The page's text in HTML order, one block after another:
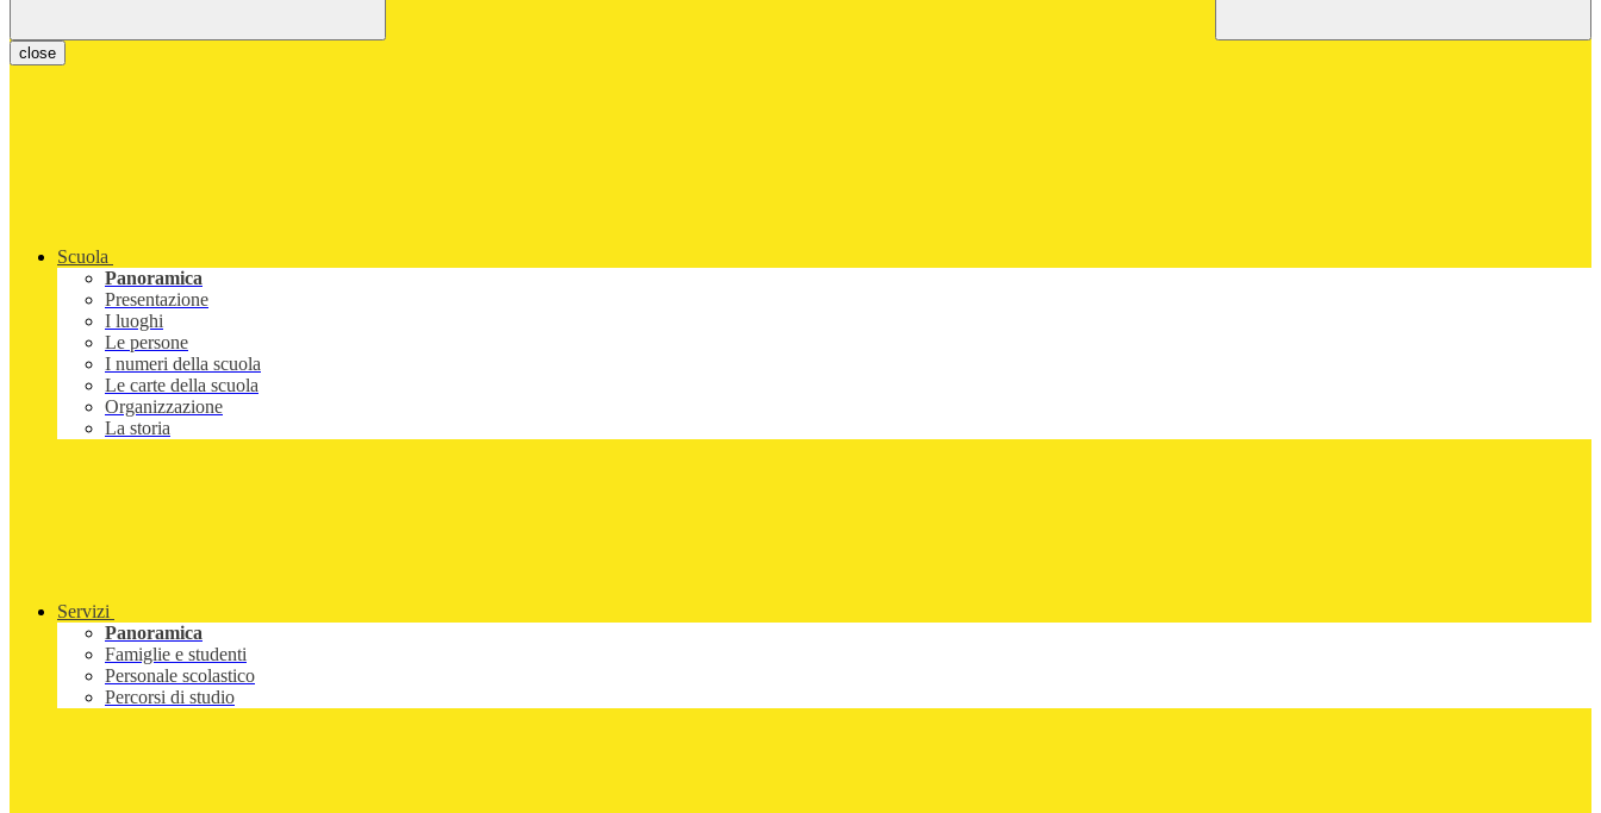
close
Scuola
Panoramica
Presentazione
I luoghi
Le persone
I numeri della scuola
Le carte della scuola
Organizzazione
La storia
Servizi
Panoramica
Famiglie e studenti
Personale scolastico
Percorsi di studio